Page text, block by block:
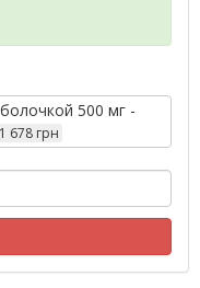
500 мг -
1 678 грн